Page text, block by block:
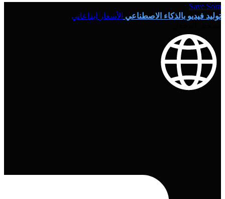
Save Sora
توليد فيديو بالذكاء الاصطناعي الأسعار
إبداعاتي